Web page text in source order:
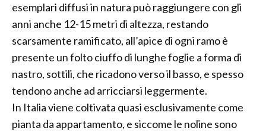
esemplari diffusi in natura può raggiungere con gli
anni anche 12-15 metri di altezza, restando
scarsamente ramificato, all’apice di ogni ramo è
presente un folto ciuffo di lunghe foglie a forma di
nastro, sottili, che ricadono verso il basso, e spesso
tendono anche ad arricciarsi leggermente.
In Italia viene coltivata quasi esclusivamente come
pianta da appartamento, e siccome le noline sono